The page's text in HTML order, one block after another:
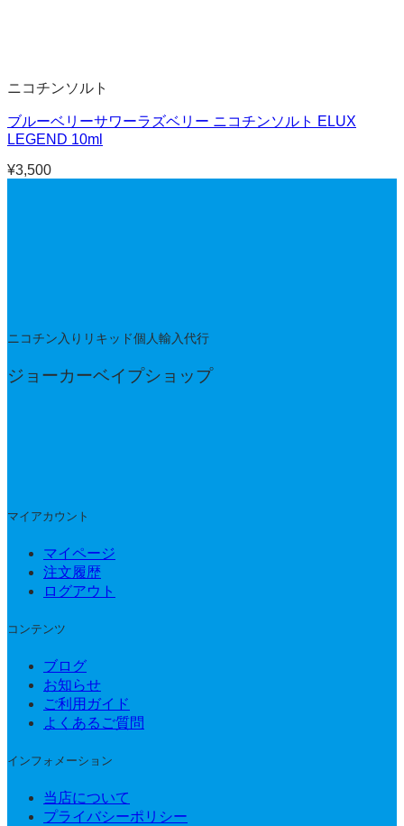
ニコチンソルト
ブルーベリーサワーラズベリー ニコチンソルト ELUX
LEGEND 10ml
¥3,500
ニコチン入りリキッド個人輸入代行
ジョーカーベイプショップ
マイアカウント
マイページ
注文履歴
ログアウト
コンテンツ
ブログ
お知らせ
ご利用ガイド
よくあるご質問
インフォメーション
当店について
プライバシーポリシー